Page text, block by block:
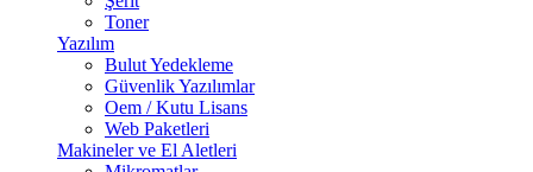
Toner
Yazılım
Bulut Yedekleme
Güvenlik Yazılımlar
Oem / Kutu Lisans
Web Paketleri
Makineler ve El Aletleri